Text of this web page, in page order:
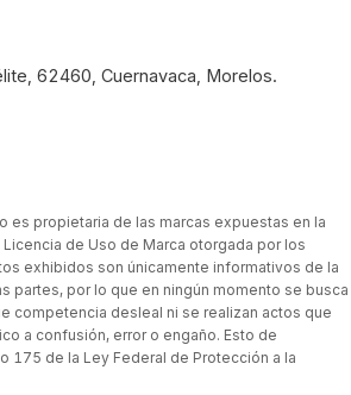
62460, Cuernavaca, Morelos.
es propietaria de las marcas expuestas en la
de Uso de Marca otorgada por los
exhibidos son únicamente informativos de la
partes, por lo que en ningún momento se busca
competencia desleal ni se realizan actos que
a confusión, error o engaño. Esto de
175 de la Ley Federal de Protección a la